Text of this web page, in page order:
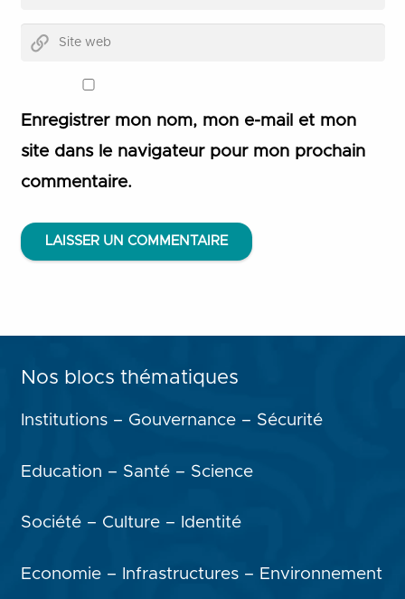
Enregistrer mon nom, mon e-mail et mon
site dans le navigateur pour mon prochain
commentaire.
LAISSER UN COMMENTAIRE
Nos blocs thématiques
Institutions – Gouvernance – Sécurité
Education – Santé – Science
Société – Culture – Identité
Economie – Infrastructures – Environnement